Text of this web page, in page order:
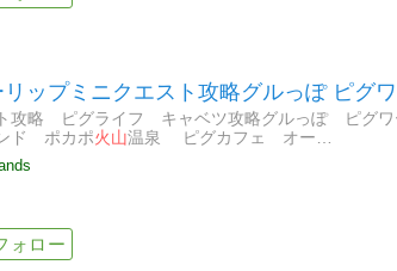
リップミニクエスト攻略グルっぽ ピグ
攻略 ピグライフ キャベツ攻略グルっぽ ピグ
ド ポカポ火山温泉 ピグカフェ オー…